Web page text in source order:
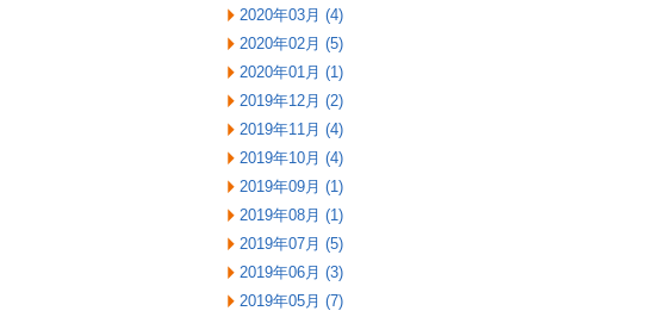
2020年03月 (4)
2020年02月 (5)
2020年01月 (1)
2019年12月 (2)
2019年11月 (4)
2019年10月 (4)
2019年09月 (1)
2019年08月 (1)
2019年07月 (5)
2019年06月 (3)
2019年05月 (7)